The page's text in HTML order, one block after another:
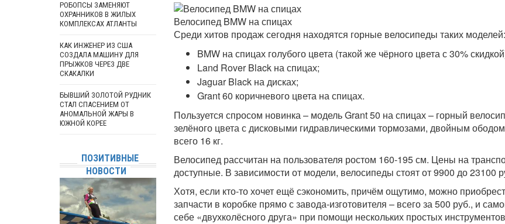
Велосипед BMW на спицах
Среди хитов продаж сегодня находятся горные велосипеды таких моделей:
BMW на спицах голубого цвета (такой же чёрного цвета с 30%
Land Rover Black на спицах;
Jaguar Black на дисках;
Grant 60 коричневого цвета на спицах.
Пользуется спросом новинка – модель Grant 50 на спицах – горный
зелёного цвета с дисковыми гидравлическими тормозами, двойным
всего 16 кг.
Велосипед рассчитан на пользователя ростом 160-195 см. Цены на
доступные. В зависимости от модели, велосипеды стоят от 9900 до 23100
Хотя, если кто-то хочет ещё сэкономить, причём ощутимо, можно
запчасти в коробке прямо с завода-изготовителя – всего за 500 руб., и
себе «двухколёсного друга» при помощи нескольких простых
РОБОПСЫ ЗАМЕНЯЮТ
ОХРАННИКОВ В ЖИЛЫХ
КОМПЛЕКСАХ АТЛАНТЫ
КАК ИНЖЕНЕР ИЗ США
СОЗДАЛА МАШИНУ ДЛЯ
ПРЫЖКОВ ЧЕРЕЗ ДВЕ
СКАКАЛКИ
БЫВШИЙ ЗОЛОТОЙ РУДНИК
СТАЛ СПАСЕНИЕМ ОТ
АНОМАЛЬНОЙ ЖАРЫ В
ЮЖНОЙ КОРЕЕ
ПОЗИТИВНЫЕ
НОВОСТИ